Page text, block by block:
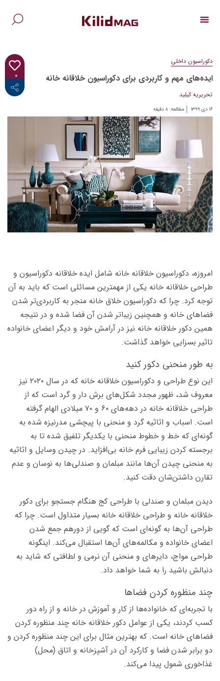
۰
<i class="fab fa-facebook-f"></i>
دکوراسیون داخلی
ایده‌های مهم و کاربردی برای دکوراسیون خلاقانه خانه
تحریریه کیلید
۱۶ دی ۱۳۹۹ مطالعه: ۸ دقیقه
امروزه،‌ دکوراسیون خلاقانه خانه شامل ایده خلاقانه دکوراسیون و
طراحی خلاقانه خانه یکی از مهم­ترین مسائلی است که باید به آن
توجه کرد. چرا که دکوراسیون خلاق خانه منجر به کاربردی‌­تر شدن
فضاهای خانه و همچنین زیباتر شدن آن فضا شده و در نتیجه
همین دکور خلاقانه خانه نیز در آرامش خود و دیگر اعضای خانواده
تاثیر بسزایی خواهد گذاشت.
به طور منحنی دکور کنید
این نوع طراحی و دکوراسیون خلاقانه خانه که در سال ۲۰۲۰ نیز
معروف شد،‌ ظهور مجدد شکل­‌های برش دار و گرد است که از
طراحی خلاقانه خانه در دهه­‌های ۶۰ و ۷۰ میلادی الهام گرفته
است. اسباب و اثاثیه گرد و منحنی با پیچشی مدرنیزه شده به
گونه‌­ای که خط و خطوط منحنی با یکدیگر تلفیق شده تا به
برجسته کردن زیبایی فرم خانه بی‌افزاید. در چیدن وسایل و اثاثیه
به منحنی چیدن آن‌ها مانند مبلمان و صندلی‌­ها به نوسان و عدم
تقارن داشتن‌­شان دقت کنید.
دیدن مبلمان و صندلی با طراحی کج هنگام جستجو برای دکور
خلاقانه خانه و طراحی خلاقانه خانه بسیار متداول است. چرا که
طراحی آن‌ها به گونه‌­ای است که گویی از دورهم جمع شدن
اعضای خانواده و مکالمه­‌های آن‌ها استقبال می­‌کند. اینگونه
طراحی مواج،‌ دایره­ای و منحنی آن نرمی و لطافتی که شاید به
دنبالش باشید را به شما خواهد داد.
چند منظوره کردن فضاها
با تجربه‌ای که خانواده‌­ها از کار و آموزش در خانه و از راه دور
کسب کردند، یکی از عوامل دکور خلاقانه خانه چند منظوره کردن
فضا­های خانه است. که بهترین مثال برای این چند منظوره کردن و
دو برابر شدن فضا و کارکرد آن در آشپزخانه و اتاق (محل)‌
غذاخوری شمول پیدا می­‌کند.